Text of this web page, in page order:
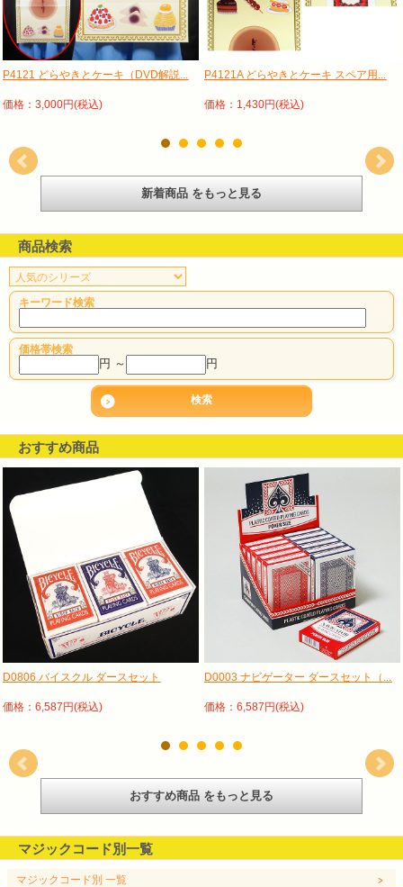
P4121 どらやきとケーキ（DVD解説...
価格：3,000円(税込)
P4121A どらやきとケーキ スペア用...
価格：1,430円(税込)
新着商品 をもっと見る
商品検索
キーワード検索
価格帯検索
円 ～ 円
おすすめ商品
D0806 バイスクル ダースセット
価格：6,587円(税込)
D0003 ナビゲーター ダースセット（...
価格：6,587円(税込)
おすすめ商品 をもっと見る
マジックコード別一覧
マジックコード別 一覧